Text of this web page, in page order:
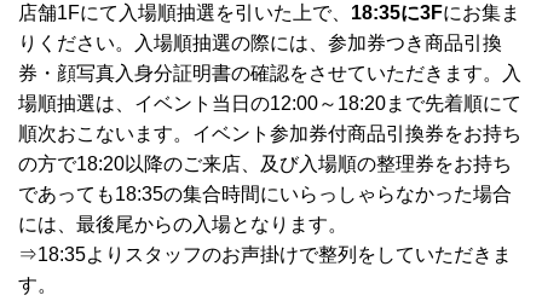
店舗1Fにて入場順抽選を引いた上で、 18:35に3Fにお集ま
りください。入場順抽選の際には、参加券つき商品引換
券・顔写真入身分証明書の確認をさせていただきます。入
場順抽選は、イベント当日の12:00～18:20まで先着順にて
順次おこないます。イベント参加券付商品引換券をお持ち
の方で18:20以降のご来店、及び入場順の整理券をお持ち
であっても18:35の集合時間にいらっしゃらなかった場合
には、最後尾からの入場となります。
⇒18:35よりスタッフのお声掛けで整列をしていただきま
す。